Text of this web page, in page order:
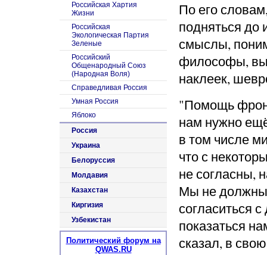
По его
подняться до
смыслы,
философы,
наклеек,
"Помощь
нам нужно
в том числе
что с
не согласны,
Мы не должны
согласиться
показаться
сказал, в
Российская Хартия
Жизни
Российская
Экологическая Партия
Зеленые
Российский
Общенародный Союз
(Народная Воля)
Справедливая Россия
Умная Россия
Яблоко
Россия
Украина
Белоруссия
Молдавия
Казахстан
Киргизия
Узбекистан
Политический форум на
QWAS.RU